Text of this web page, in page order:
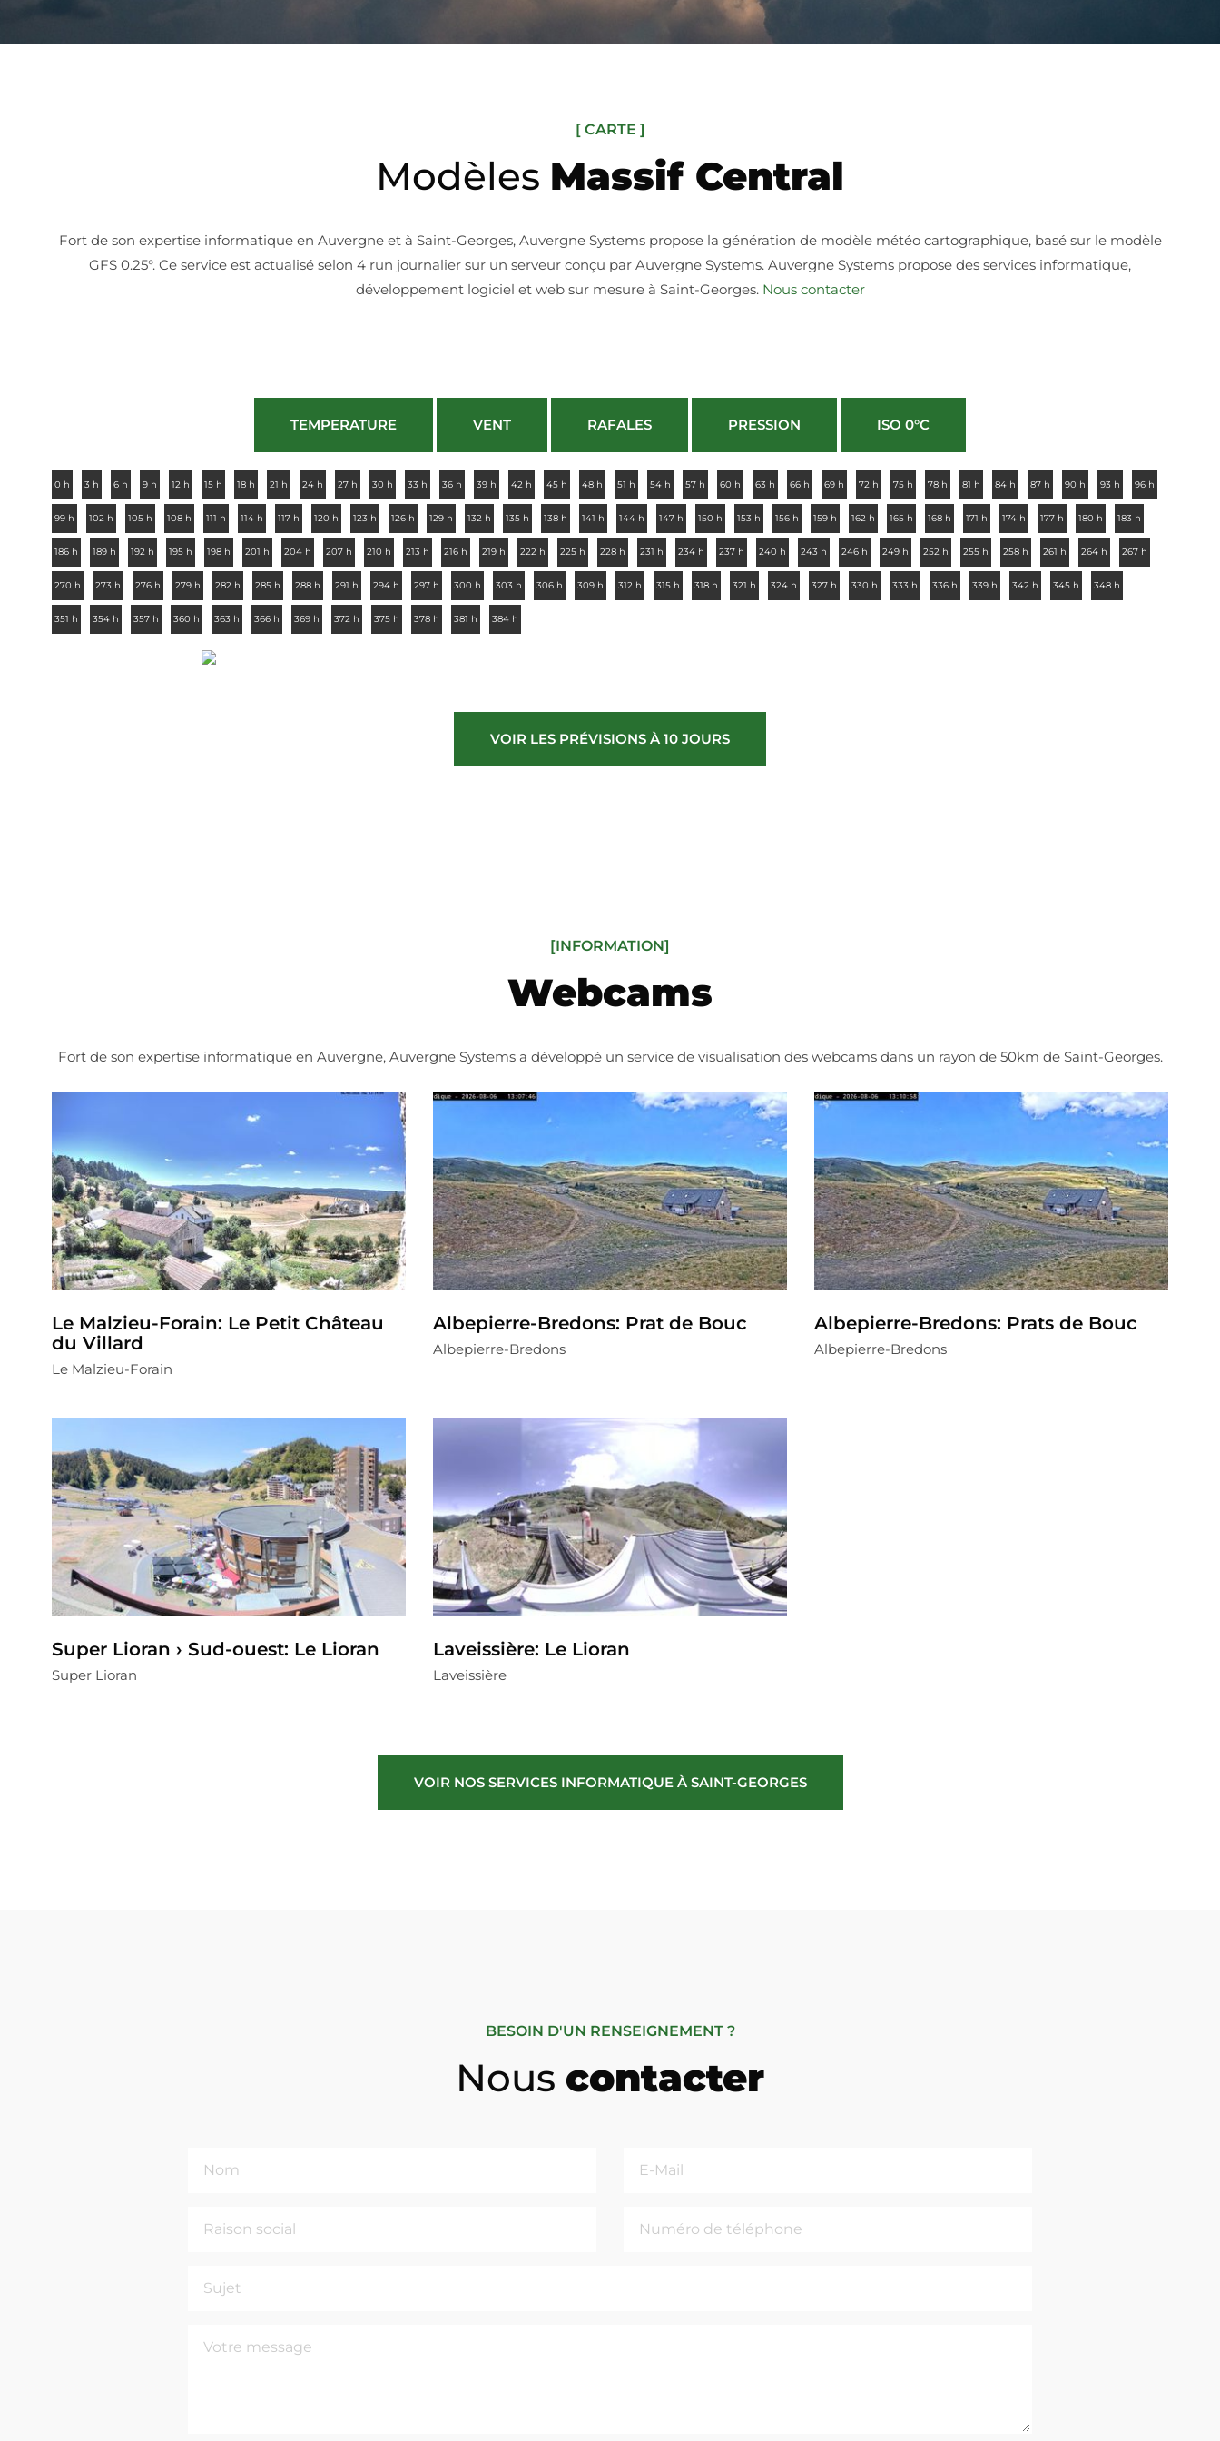
[ CARTE ]
Modèles Massif Central
Fort de son expertise informatique en Auvergne et à Saint-Georges, Auvergne Systems propose la génération de modèle météo cartographique, basé sur le modèle
GFS 0.25°. Ce service est actualisé selon 4 run journalier sur un serveur conçu par Auvergne Systems. Auvergne Systems propose des services informatique,
développement logiciel et web sur mesure à Saint-Georges. Nous contacter
TEMPERATURE VENT RAFALES PRESSION ISO 0°C
0 h 3 h 6 h 9 h 12 h 15 h 18 h 21 h 24 h 27 h 30 h 33 h 36 h 39 h 42 h 45 h 48 h 51 h 54 h 57 h 60 h 63 h 66 h 69 h 72 h 75 h 78 h 81 h 84 h 87 h 90 h 93 h 96 h
99 h 102 h 105 h 108 h 111 h 114 h 117 h 120 h 123 h 126 h 129 h 132 h 135 h 138 h 141 h 144 h 147 h 150 h 153 h 156 h 159 h 162 h 165 h 168 h 171 h 174 h 177 h 180 h 183 h
186 h 189 h 192 h 195 h 198 h 201 h 204 h 207 h 210 h 213 h 216 h 219 h 222 h 225 h 228 h 231 h 234 h 237 h 240 h 243 h 246 h 249 h 252 h 255 h 258 h 261 h 264 h 267 h
270 h 273 h 276 h 279 h 282 h 285 h 288 h 291 h 294 h 297 h 300 h 303 h 306 h 309 h 312 h 315 h 318 h 321 h 324 h 327 h 330 h 333 h 336 h 339 h 342 h 345 h 348 h
351 h 354 h 357 h 360 h 363 h 366 h 369 h 372 h 375 h 378 h 381 h 384 h
VOIR LES PRÉVISIONS À 10 JOURS
[INFORMATION]
Webcams
Fort de son expertise informatique en Auvergne, Auvergne Systems a développé un service de visualisation des webcams dans un rayon de 50km de Saint-Georges.
Le Malzieu-Forain: Le Petit Château
du Villard
Le Malzieu-Forain
Albepierre-Bredons: Prat de Bouc
Albepierre-Bredons
Albepierre-Bredons: Prats de Bouc
Albepierre-Bredons
Super Lioran › Sud-ouest: Le Lioran
Super Lioran
Laveissière: Le Lioran
Laveissière
VOIR NOS SERVICES INFORMATIQUE À SAINT-GEORGES
BESOIN D'UN RENSEIGNEMENT ?
Nous contacter